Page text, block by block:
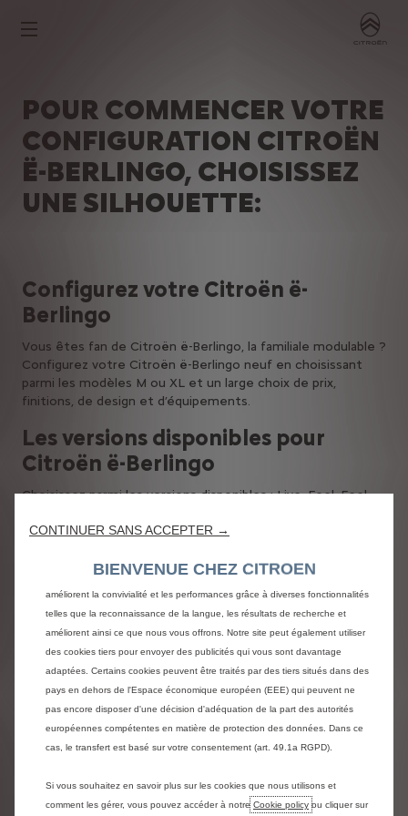
POUR COMMENCER VOTRE
CONFIGURATION CITROËN
Ë-BERLINGO, CHOISISSEZ
UNE SILHOUETTE:
Configurez votre Citroën ë-
Berlingo
Vous êtes fan de Citroën ë-Berlingo, la familiale modulable ?
Configurez votre Citroën ë-Berlingo neuf en choisissant
parmi les modèles M ou XL et un large choix de prix,
finitions, de design et d’équipements.
Les versions disponibles pour
Citroën ë-Berlingo
Choisissez parmi les versions disponibles : Live, Feel, Feel
pourrez personnaliser son look, son intérieur, ses
vous ressemble.
Design intérieur et extérieur
Citroën Berlingo est disponible en différentes couleurs :
Blanc Banquise, Noir Perla Nera, Gris Platinium et Gris Acier
ou encore Gris Cooper, Sable ou Deep Blue pour certaines
versions.
Dans l’habitacle, vous avez le choix entre plusieurs
ambiances et tissus entre celui de Série, Wild Green ou
Metropolitan Grey selon les versions.
Dimensions de Citroën Berlingo
CONTINUER SANS ACCEPTER →
BIENVENUE CHEZ CITROEN
Nous utilisons des cookies afin de vous offrir la meilleure expérience sur
essentielles telles que la sécurité, la gestion du réseau et l’accessibilité. Ils
améliorent la convivialité et les performances grâce à diverses fonctionnalités
telles que la reconnaissance de la langue, les résultats de recherche et
améliorent ainsi ce que nous vous offrons. Notre site peut également utiliser
des cookies tiers pour envoyer des publicités qui vous sont davantage
adaptées. Certains cookies peuvent être traités par des tiers situés dans des
pays en dehors de l'Espace économique européen (EEE) qui peuvent ne
pas encore disposer d'une décision d'adéquation de la part des autorités
européennes compétentes en matière de protection des données. Dans ce
cas, le transfert est basé sur votre consentement (art. 49.1a RGPD).
Si vous souhaitez en savoir plus sur les cookies que nous utilisons et
comment les gérer, vous pouvez accéder à notre Cookie policy ou cliquer sur